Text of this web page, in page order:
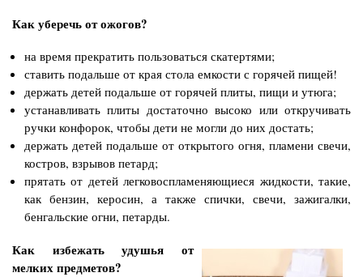
Как уберечь от ожогов?
на время прекратить пользоваться скатертями;
ставить подальше от края стола емкости с горячей пищей!
держать детей подальше от горячей плиты, пищи и утюга;
устанавливать плиты достаточно высоко или откручивать
ручки конфорок, чтобы дети не могли до них достать;
держать детей подальше от открытого огня, пламени свечи,
костров, взрывов петард;
прятать от детей легковоспламеняющиеся жидкости, такие,
как бензин, керосин, а также спички, свечи, зажигалки,
бенгальские огни, петарды.
Как избежать удушья от
мелких предметов?